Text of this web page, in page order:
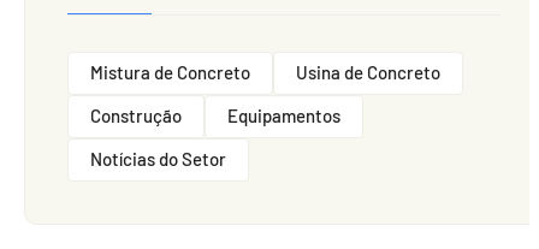
Mistura de Concreto
Usina de Concreto
Construção
Equipamentos
Notícias do Setor